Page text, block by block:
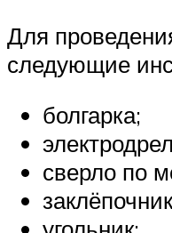
Для
следующие
болгарка;
сверло по